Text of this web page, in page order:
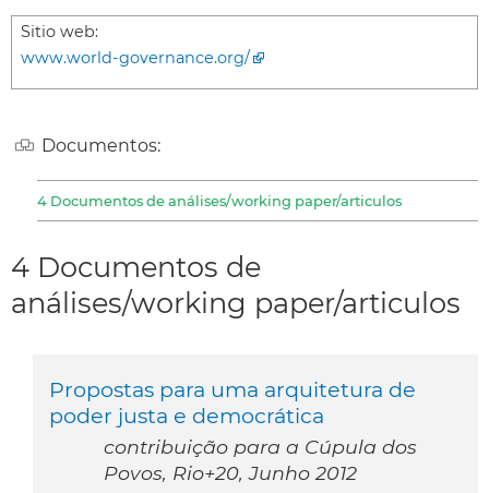
Sitio web:
www.world-governance.org/
Documentos:
4 Documentos de análises/working paper/articulos
4 Documentos de
análises/working paper/articulos
Propostas para uma arquitetura de
poder justa e democrática
contribuição para a Cúpula dos
Povos, Rio+20, Junho 2012